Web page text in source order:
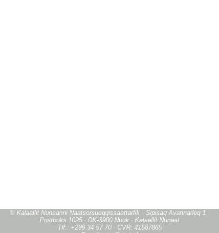
© Kalaallit Nunaanni Naatsorsueqqissaartarfik · Sipisaq Avannarleq 1 ·
Postboks 1025 · DK-3900 Nuuk · Kalaallit Nunaat
Tlf.: +299 34 57 70 · CVR: 41587865